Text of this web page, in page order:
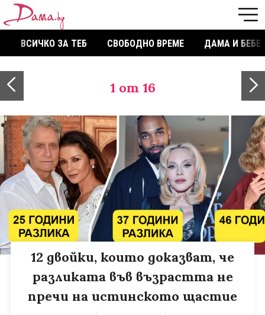
ВСИЧКО ЗА ТЕБ СВОБОДНО ВРЕМЕ ДАМА И БЕБЕ
1 от 16
12 двойки, които доказват, че
разликата във възрастта не
пречи на истинското щастие